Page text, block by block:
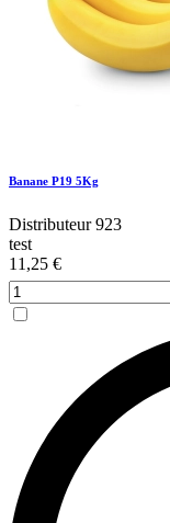
Banane P19 5Kg
Distributeur 923
test
11,25 €